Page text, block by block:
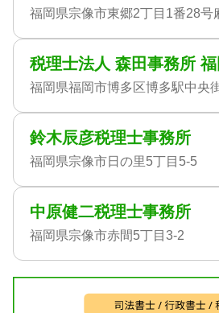
福岡県宗像市東郷2丁目1番28号
税理士法人 森田事務所
鈴木辰彦税理士事務所
福岡県宗像市日の里5丁目5-5
中原健二税理士事務所
福岡県宗像市赤間5丁目3-2